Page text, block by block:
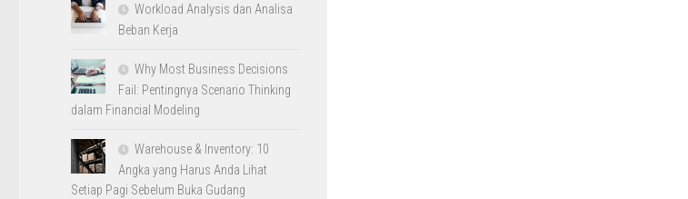
Workload Analysis dan Analisa
Beban Kerja
Why Most Business Decisions
Fail: Pentingnya Scenario Thinking
dalam Financial Modeling
Warehouse & Inventory: 10
Angka yang Harus Anda Lihat
Setiap Pagi Sebelum Buka Gudang